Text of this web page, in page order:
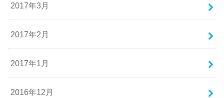
2017年3月
2017年2月
2017年1月
2016年12月